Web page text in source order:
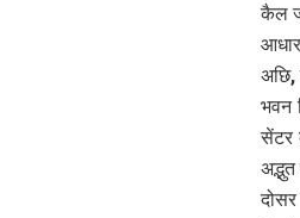
कैल
अछि,
भवन
सेंटर